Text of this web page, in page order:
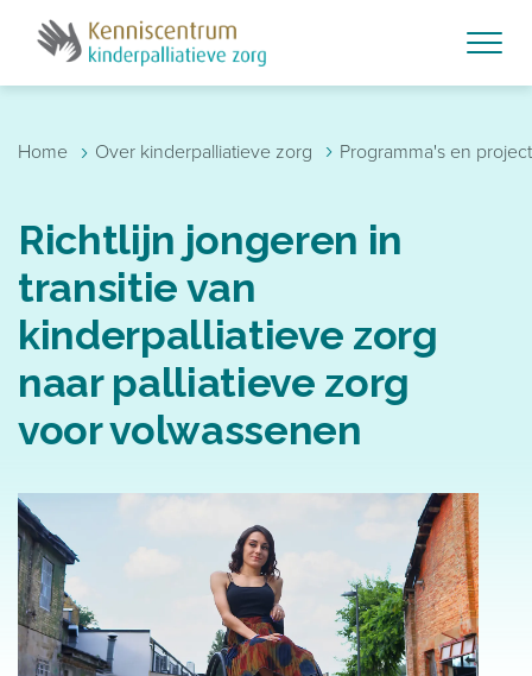
Skip to main content
Home › Over kinderpalliatieve zorg › Programma's en
Richtlijn jongeren in
transitie van
kinderpalliatieve zorg
naar palliatieve zorg
voor volwassenen